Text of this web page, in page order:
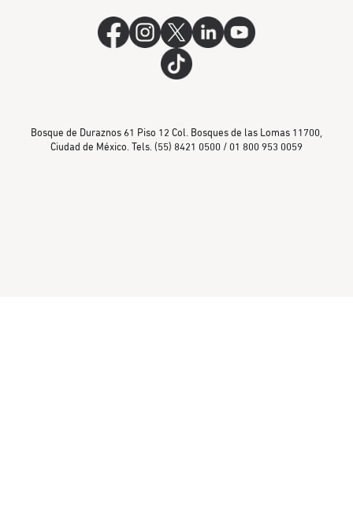
Bosque de Duraznos 61 Piso 12 Col. Bosques de las Lomas 11700,
Ciudad de México. Tels. (55) 8421 0500 / 01 800 953 0059